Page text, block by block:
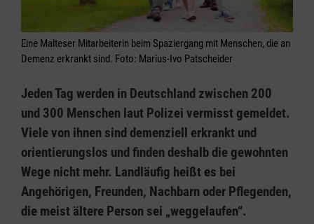
Eine Malteser Mitarbeiterin beim Spaziergang mit Menschen, die an
Demenz erkrankt sind. Foto: Marius-Ivo Patscheider
Jeden Tag werden in Deutschland zwischen 200
und 300 Menschen laut Polizei vermisst gemeldet.
Viele von ihnen sind demenziell erkrankt und
orientierungslos und finden deshalb die gewohnten
Wege nicht mehr. Landläufig heißt es bei
Angehörigen, Freunden, Nachbarn oder Pflegenden,
die meist ältere Person sei „weggelaufen“.